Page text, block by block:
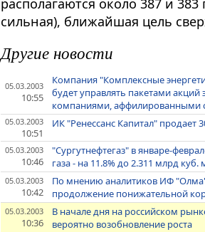
располагаются около 387 и
сильная), ближайшая цель
Другие новости
05.03.2003
10:55
Компания "Комплексные
будет управлять пакетами
компаниями, аффилированными
05.03.2003
10:51
ИК "Ренессанс Капитал" продает
05.03.2003
10:46
"Сургутнефтегаз" в январе-
газа - на 11.8% до 2.311 млрд куб.
05.03.2003
10:42
По мнению аналитиков ИФ
продолжение понижательной
05.03.2003
10:36
В начале дня на российском
вероятно возобновление роста